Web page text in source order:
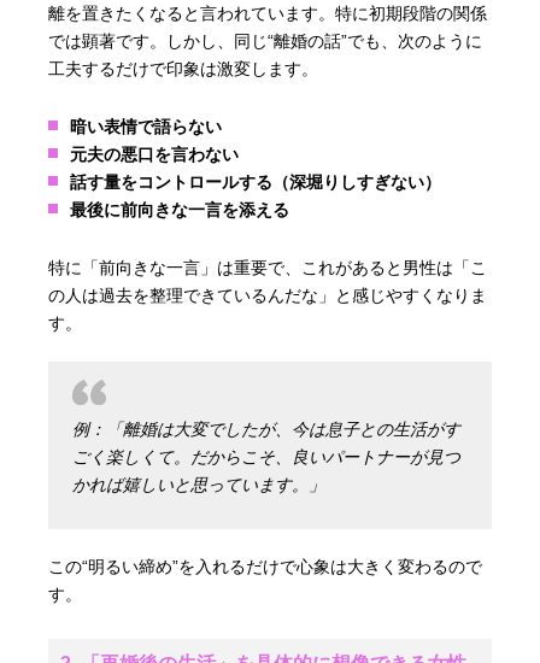
離を置きたくなると言われています。特に初期段階の関係
では顕著です。しかし、同じ“離婚の話”でも、次のように
工夫するだけで印象は激変します。
暗い表情で語らない
元夫の悪口を言わない
話す量をコントロールする（深堀りしすぎない）
最後に前向きな一言を添える
特に「前向きな一言」は重要で、これがあると男性は「こ
の人は過去を整理できているんだな」と感じやすくなりま
す。
例：「離婚は大変でしたが、今は息子との生活がす
ごく楽しくて。だからこそ、良いパートナーが見つ
かれば嬉しいと思っています。」
この“明るい締め”を入れるだけで心象は大きく変わるので
す。